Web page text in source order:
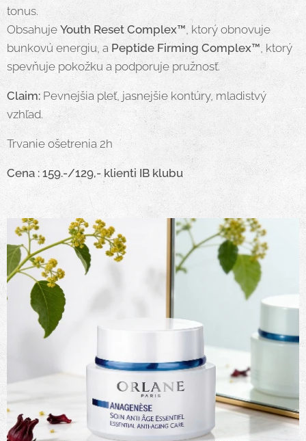
tonus.
Obsahuje Youth Reset Complex™ , ktorý obnovuje
bunkovú energiu, a Peptide Firming Complex™ , ktorý
spevňuje pokožku a podporuje pružnosť.
Claim: Pevnejšia pleť, jasnejšie kontúry, mladistvý
vzhľad.
Trvanie ošetrenia 2h
Cena : 159.-/129,- klienti IB klubu